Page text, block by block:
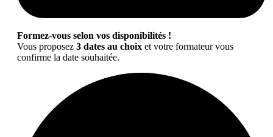
Formez-vous selon vos disponibilités !
Vous proposez 3 dates au choix et votre formateur vous
confirme la date souhaitée.